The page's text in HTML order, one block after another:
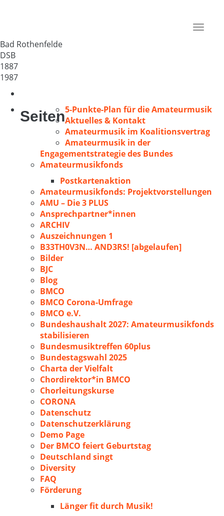
Toggle
Bad Rothenfelde
DSB
1887
1987
Seiten5-Punkte-Plan für die Amateurmusik
Aktuelles & Kontakt
Amateurmusik im Koalitionsvertrag
Amateurmusik in der
Engagementstrategie des Bundes
Amateurmusikfonds
Postkartenaktion
Amateurmusikfonds: Projektvorstellungen
AMU – Die 3 PLUS
Ansprechpartner*innen
ARCHIV
Auszeichnungen 1
B33TH0V3N… AND3RS! [abgelaufen]
Bilder
BJC
Blog
BMCO
BMCO Corona-Umfrage
BMCO e.V.
Bundeshaushalt 2027: Amateurmusikfonds
stabilisieren
Bundesmusiktreffen 60plus
Bundestagswahl 2025
Charta der Vielfalt
Chordirektor*in BMCO
Chorleitungskurse
CORONA
Datenschutz
Datenschutzerklärung
Demo Page
Der BMCO feiert Geburtstag
Deutschland singt
Diversity
FAQ
Förderung
Länger fit durch Musik!